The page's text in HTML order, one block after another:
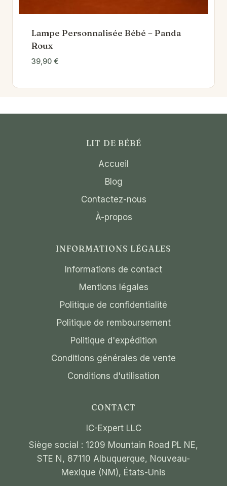
Lampe Personnalisée Bébé – Panda
Roux
39,90 €
LIT DE BÉBÉ
Accueil
Blog
Contactez-nous
À-propos
INFORMATIONS LÉGALES
Informations de contact
Mentions légales
Politique de confidentialité
Politique de remboursement
Politique d'expédition
Conditions générales de vente
Conditions d'utilisation
CONTACT
IC-Expert LLC
Siège social : 1209 Mountain Road PL NE,
STE N, 87110 Albuquerque, Nouveau-
Mexique (NM), États-Unis